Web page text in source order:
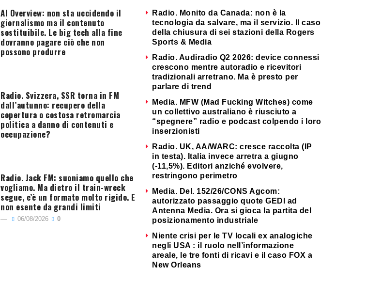
AI Overview: non sta uccidendo il
giornalismo ma il contenuto
sostituibile. Le big tech alla fine
dovranno pagare ciò che non
possono produrre
Radio. Svizzera, SSR torna in FM
dall’autunno: recupero della
copertura o costosa retromarcia
politica a danno di contenuti e
occupazione?
Radio. Jack FM: suoniamo quello che
vogliamo. Ma dietro il train-wreck
segue, c’è un formato molto rigido. E
non esente da grandi limiti
06/08/2026 0
Radio. Monito da Canada: non è la
tecnologia da salvare, ma il servizio. Il caso
della chiusura di sei stazioni della Rogers
Sports & Media
Radio. Audiradio Q2 2026: device connessi
crescono mentre autoradio e ricevitori
tradizionali arretrano. Ma è presto per
parlare di trend
Media. MFW (Mad Fucking Witches) come
un collettivo australiano è riusciuto a
“spegnere” radio e podcast colpendo i loro
inserzionisti
Radio. UK, AA/WARC: cresce raccolta (IP
in testa). Italia invece arretra a giugno
(-11,5%). Editori anziché evolvere,
restringono perimetro
Media. Del. 152/26/CONS Agcom:
autorizzato passaggio quote GEDI ad
Antenna Media. Ora si gioca la partita del
posizionamento industriale
Niente crisi per le TV locali ex analogiche
negli USA : il ruolo nell’informazione
areale, le tre fonti di ricavi e il caso FOX a
New Orleans